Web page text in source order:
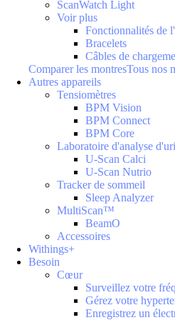
ScanWatch Light
Voir plus
Fonctionnalités de
Bracelets
Câbles de
Comparer les montresTous nos
Autres appareils
Tensiomètres
BPM Vision
BPM Connect
BPM Core
Laboratoire d'analyse
U-Scan Calci
U-Scan Nutrio
Tracker de sommeil
Sleep Analyzer
MultiScan™
BeamO
Accessoires
Withings+
Besoin
Cœur
Surveillez votre
Gérez votre
Enregistrez un